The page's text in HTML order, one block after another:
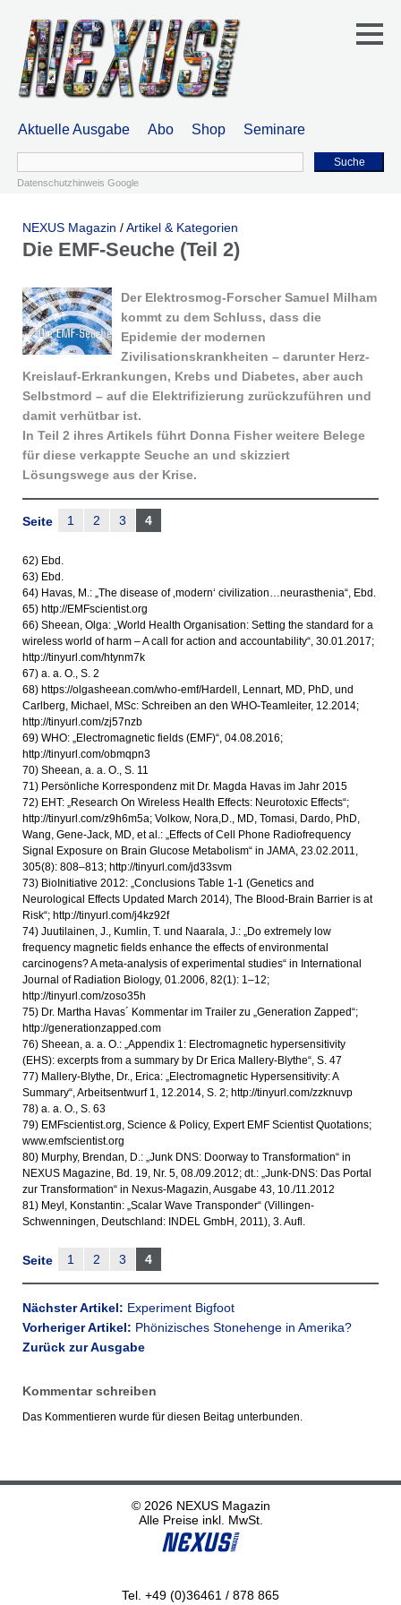
Aktuelle Ausgabe Abo Shop Seminare
Suche
Datenschutzhinweis Google
NEXUS Magazin /Artikel & Kategorien
Die EMF-Seuche (Teil 2)
Der Elektrosmog-Forscher Samuel Milham
kommt zu dem Schluss, dass die
Epidemie der modernen
Zivilisationskrankheiten – darunter Herz-
Kreislauf-Erkrankungen, Krebs und Diabetes, aber auch
Selbstmord – auf die Elektrifizierung zurückzuführen und
damit verhütbar ist.
In Teil 2 ihres Artikels führt Donna Fisher weitere Belege
für diese verkappte Seuche an und skizziert
Lösungswege aus der Krise.
Seite 1 2 3 4
62) Ebd.
63) Ebd.
64) Havas, M.: „The disease of ‚modern‘ civilization…neurasthenia“, Ebd.
65) http://EMFscientist.org
66) Sheean, Olga: „World Health Organisation: Setting the standard for a
wireless world of harm – A call for action and accountability“, 30.01.2017;
http://tinyurl.com/htynm7k
67) a. a. O., S. 2
68) https://olgasheean.com/who-emf/Hardell, Lennart, MD, PhD, und
Carlberg, Michael, MSc: Schreiben an den WHO-Teamleiter, 12.2014;
http://tinyurl.com/zj57nzb
69) WHO: „Electromagnetic fields (EMF)“, 04.08.2016;
http://tinyurl.com/obmqpn3
70) Sheean, a. a. O., S. 11
71) Persönliche Korrespondenz mit Dr. Magda Havas im Jahr 2015
72) EHT: „Research On Wireless Health Effects: Neurotoxic Effects“;
http://tinyurl.com/z9h6m5a; Volkow, Nora,D., MD, Tomasi, Dardo, PhD,
Wang, Gene-Jack, MD, et al.: „Effects of Cell Phone Radiofrequency
Signal Exposure on Brain Glucose Metabolism“ in JAMA, 23.02.2011,
305(8): 808–813; http://tinyurl.com/jd33svm
73) BioInitiative 2012: „Conclusions Table 1-1 (Genetics and
Neurological Effects Updated March 2014), The Blood-Brain Barrier is at
Risk“; http://tinyurl.com/j4kz92f
74) Juutilainen, J., Kumlin, T. und Naarala, J.: „Do extremely low
frequency magnetic fields enhance the effects of environmental
carcinogens? A meta-analysis of experimental studies“ in International
Journal of Radiation Biology, 01.2006, 82(1): 1–12;
http://tinyurl.com/zoso35h
75) Dr. Martha Havas´ Kommentar im Trailer zu „Generation Zapped“;
http://generationzapped.com
76) Sheean, a. a. O.: „Appendix 1: Electromagnetic hypersensitivity
(EHS): excerpts from a summary by Dr Erica Mallery-Blythe“, S. 47
77) Mallery-Blythe, Dr., Erica: „Electromagnetic Hypersensitivity: A
Summary“, Arbeitsentwurf 1, 12.2014, S. 2; http://tinyurl.com/zzknuvp
78) a. a. O., S. 63
79) EMFscientist.org, Science & Policy, Expert EMF Scientist Quotations;
www.emfscientist.org
80) Murphy, Brendan, D.: „Junk DNS: Doorway to Transformation“ in
NEXUS Magazine, Bd. 19, Nr. 5, 08./09.2012; dt.: „Junk-DNS: Das Portal
zur Transformation“ in Nexus-Magazin, Ausgabe 43, 10./11.2012
81) Meyl, Konstantin: „Scalar Wave Transponder“ (Villingen-
Schwenningen, Deutschland: INDEL GmbH, 2011), 3. Aufl.
Seite 1 2 3 4
Nächster Artikel: Experiment Bigfoot
Vorheriger Artikel: Phönizisches Stonehenge in Amerika?
Zurück zur Ausgabe
Kommentar schreiben
Das Kommentieren wurde für diesen Beitag unterbunden.
© 2026 NEXUS Magazin
Alle Preise inkl. MwSt.
Tel. +49 (0)36461 / 878 865